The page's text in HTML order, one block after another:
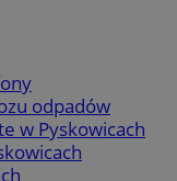
odpadów
w Pyskowicach